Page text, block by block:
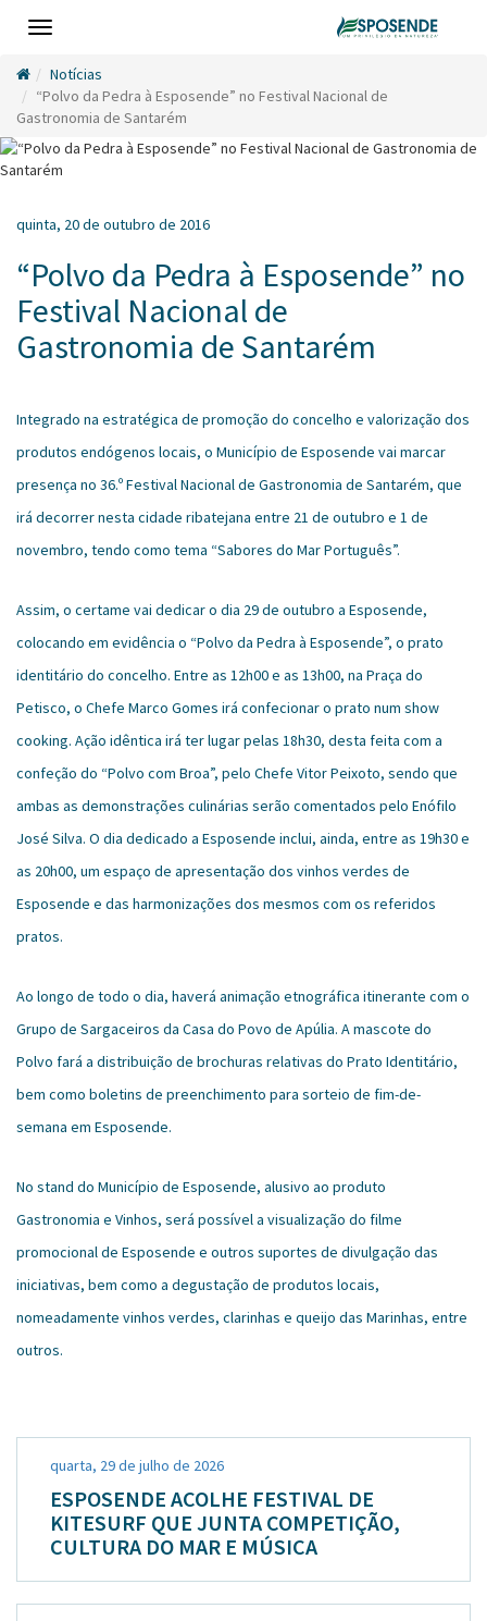
Toggle
Notícias
“Polvo da Pedra à Esposende” no Festival Nacional de
Gastronomia de Santarém
quinta, 20 de outubro de 2016
“Polvo da Pedra à Esposende” no
Festival Nacional de
Gastronomia de Santarém
Integrado na estratégica de promoção do concelho e valorização dos
produtos endógenos locais, o Município de Esposende vai marcar
presença no 36.º Festival Nacional de Gastronomia de Santarém, que
irá decorrer nesta cidade ribatejana entre 21 de outubro e 1 de
novembro, tendo como tema “Sabores do Mar Português”.
Assim, o certame vai dedicar o dia 29 de outubro a Esposende,
colocando em evidência o “Polvo da Pedra à Esposende”, o prato
identitário do concelho. Entre as 12h00 e as 13h00, na Praça do
Petisco, o Chefe Marco Gomes irá confecionar o prato num show
cooking. Ação idêntica irá ter lugar pelas 18h30, desta feita com a
confeção do “Polvo com Broa”, pelo Chefe Vitor Peixoto, sendo que
ambas as demonstrações culinárias serão comentados pelo Enófilo
José Silva. O dia dedicado a Esposende inclui, ainda, entre as 19h30 e
as 20h00, um espaço de apresentação dos vinhos verdes de
Esposende e das harmonizações dos mesmos com os referidos
pratos.
Ao longo de todo o dia, haverá animação etnográfica itinerante com o
Grupo de Sargaceiros da Casa do Povo de Apúlia. A mascote do
Polvo fará a distribuição de brochuras relativas do Prato Identitário,
bem como boletins de preenchimento para sorteio de fim-de-
semana em Esposende.
No stand do Município de Esposende, alusivo ao produto
Gastronomia e Vinhos, será possível a visualização do filme
promocional de Esposende e outros suportes de divulgação das
iniciativas, bem como a degustação de produtos locais,
nomeadamente vinhos verdes, clarinhas e queijo das Marinhas, entre
outros.
quarta, 29 de julho de 2026
ESPOSENDE ACOLHE FESTIVAL DE
KITESURF QUE JUNTA COMPETIÇÃO,
CULTURA DO MAR E MÚSICA